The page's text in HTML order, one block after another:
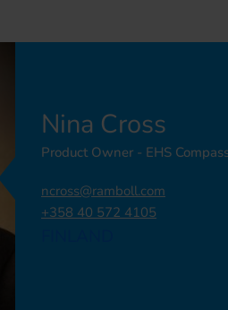
Nina Cross
Product Owner - EHS
ncross@ramboll.com
+358 40 572 4105